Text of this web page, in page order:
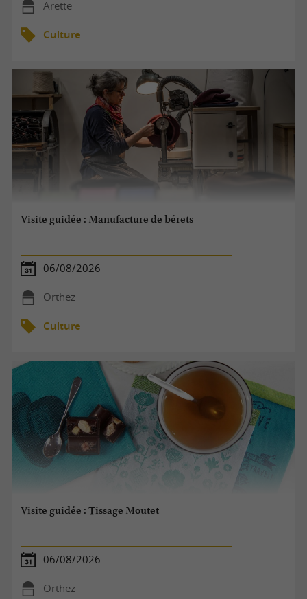
Arette
Culture
Visite guidée : Manufacture de bérets
06/08/2026
Orthez
Culture
Visite guidée : Tissage Moutet
06/08/2026
Orthez